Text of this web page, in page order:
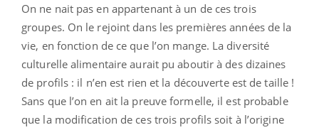
On ne nait pas en appartenant à un de ces trois
groupes. On le rejoint dans les premières années de la
vie, en fonction de ce que l’on mange. La diversité
culturelle alimentaire aurait pu aboutir à des dizaines
de profils : il n’en est rien et la découverte est de taille !
Sans que l’on en ait la preuve formelle, il est probable
que la modification de ces trois profils soit à l’origine